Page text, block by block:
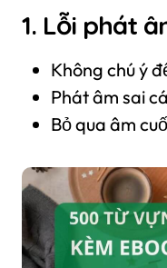
1. Lỗi phát
Không chú ý
Phát âm sai
Bỏ qua âm